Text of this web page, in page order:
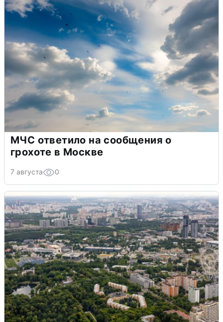
МЧС ответило на сообщения о
грохоте в Москве
7 августа 0